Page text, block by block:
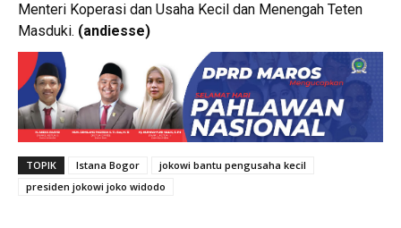
Menteri Koperasi dan Usaha Kecil dan Menengah Teten
Masduki. (andiesse)
TOPIK Istana Bogor
jokowi bantu pengusaha kecil
presiden jokowi joko widodo